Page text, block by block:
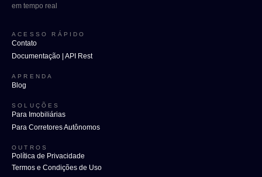
em tempo real
ACESSO RÁPIDO
Contato
Documentação | API Rest
APRENDA
Blog
SOLUÇÕES
Para Imobiliárias
Para Corretores Autônomos
OUTROS
Política de Privacidade
Termos e Condições de Uso